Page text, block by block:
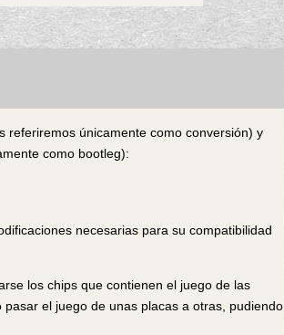
referiremos únicamente como conversión) y
como bootleg):
necesarias para su compatibilidad
los chips que contienen el juego de las
el juego de unas placas a otras, pudiendo